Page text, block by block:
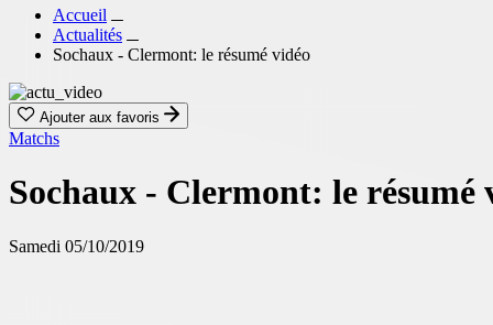
Accueil
Actualités
Sochaux - Clermont: le résumé vidéo
Ajouter aux favoris
Matchs
Sochaux - Clermont: le résumé
Samedi 05/10/2019